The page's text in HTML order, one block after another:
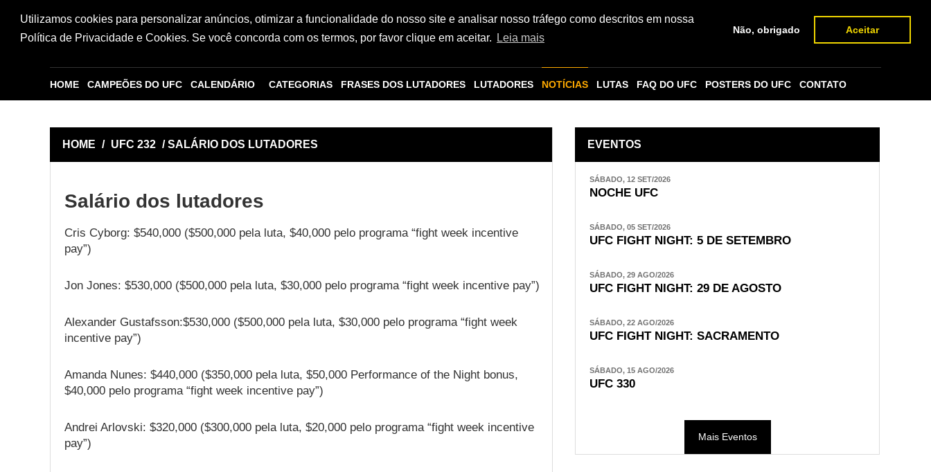
Utilizamos cookies para personalizar anúncios, otimizar a funcionalidade do nosso site e analisar nosso tráfego como descritos em nossa
Política de Privacidade e Cookies. Se você concorda com os termos, por favor clique em aceitar.
Leia mais
Não, obrigado Aceitar
HOME CAMPEÕES DO UFC CALENDÁRIO CATEGORIAS FRASES DOS LUTADORES LUTADORES NOTÍCIAS LUTAS FAQ DO UFC POSTERS DO UFC CONTATO
HOME / UFC 232 / SALÁRIO DOS LUTADORES
Salário dos lutadores
Cris Cyborg: $540,000 ($500,000 pela luta, $40,000 pelo programa “fight week incentive
pay”)
Jon Jones: $530,000 ($500,000 pela luta, $30,000 pelo programa “fight week incentive pay”)
Alexander Gustafsson:$530,000 ($500,000 pela luta, $30,000 pelo programa “fight week
incentive pay”)
Amanda Nunes: $440,000 ($350,000 pela luta, $50,000 Performance of the Night bonus,
$40,000 pelo programa “fight week incentive pay”)
Andrei Arlovski: $320,000 ($300,000 pela luta, $20,000 pelo programa “fight week incentive
pay”)
EVENTOS
SÁBADO, 12 SET/2026
NOCHE UFC
SÁBADO, 05 SET/2026
UFC FIGHT NIGHT: 5 DE SETEMBRO
SÁBADO, 29 AGO/2026
UFC FIGHT NIGHT: 29 DE AGOSTO
SÁBADO, 22 AGO/2026
UFC FIGHT NIGHT: SACRAMENTO
SÁBADO, 15 AGO/2026
UFC 330
Mais Eventos